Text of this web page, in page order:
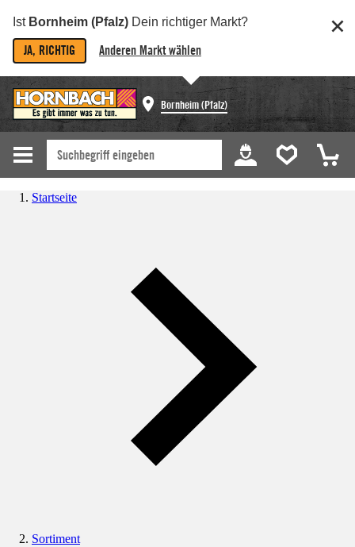
Ist Bornheim (Pfalz) Dein richtiger Markt?
JA, RICHTIG Anderen Markt wählen
Bornheim (Pfalz)
Startseite
Sortiment